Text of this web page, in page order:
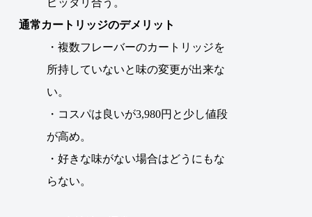
ピッタリ合う。
通常カートリッジのデメリット
・複数フレーバーのカートリッジを
所持していないと味の変更が出来な
い。
・コスパは良いが3,980円と少し値段
が高め。
・好きな味がない場合はどうにもな
らない。